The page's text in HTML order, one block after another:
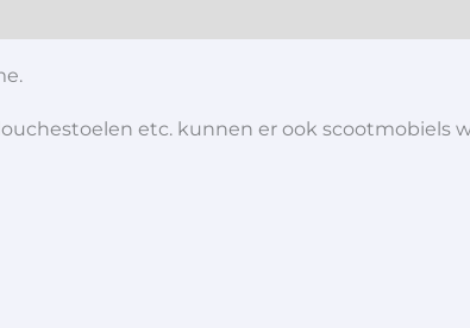
etc. kunnen er ook scootmobiels